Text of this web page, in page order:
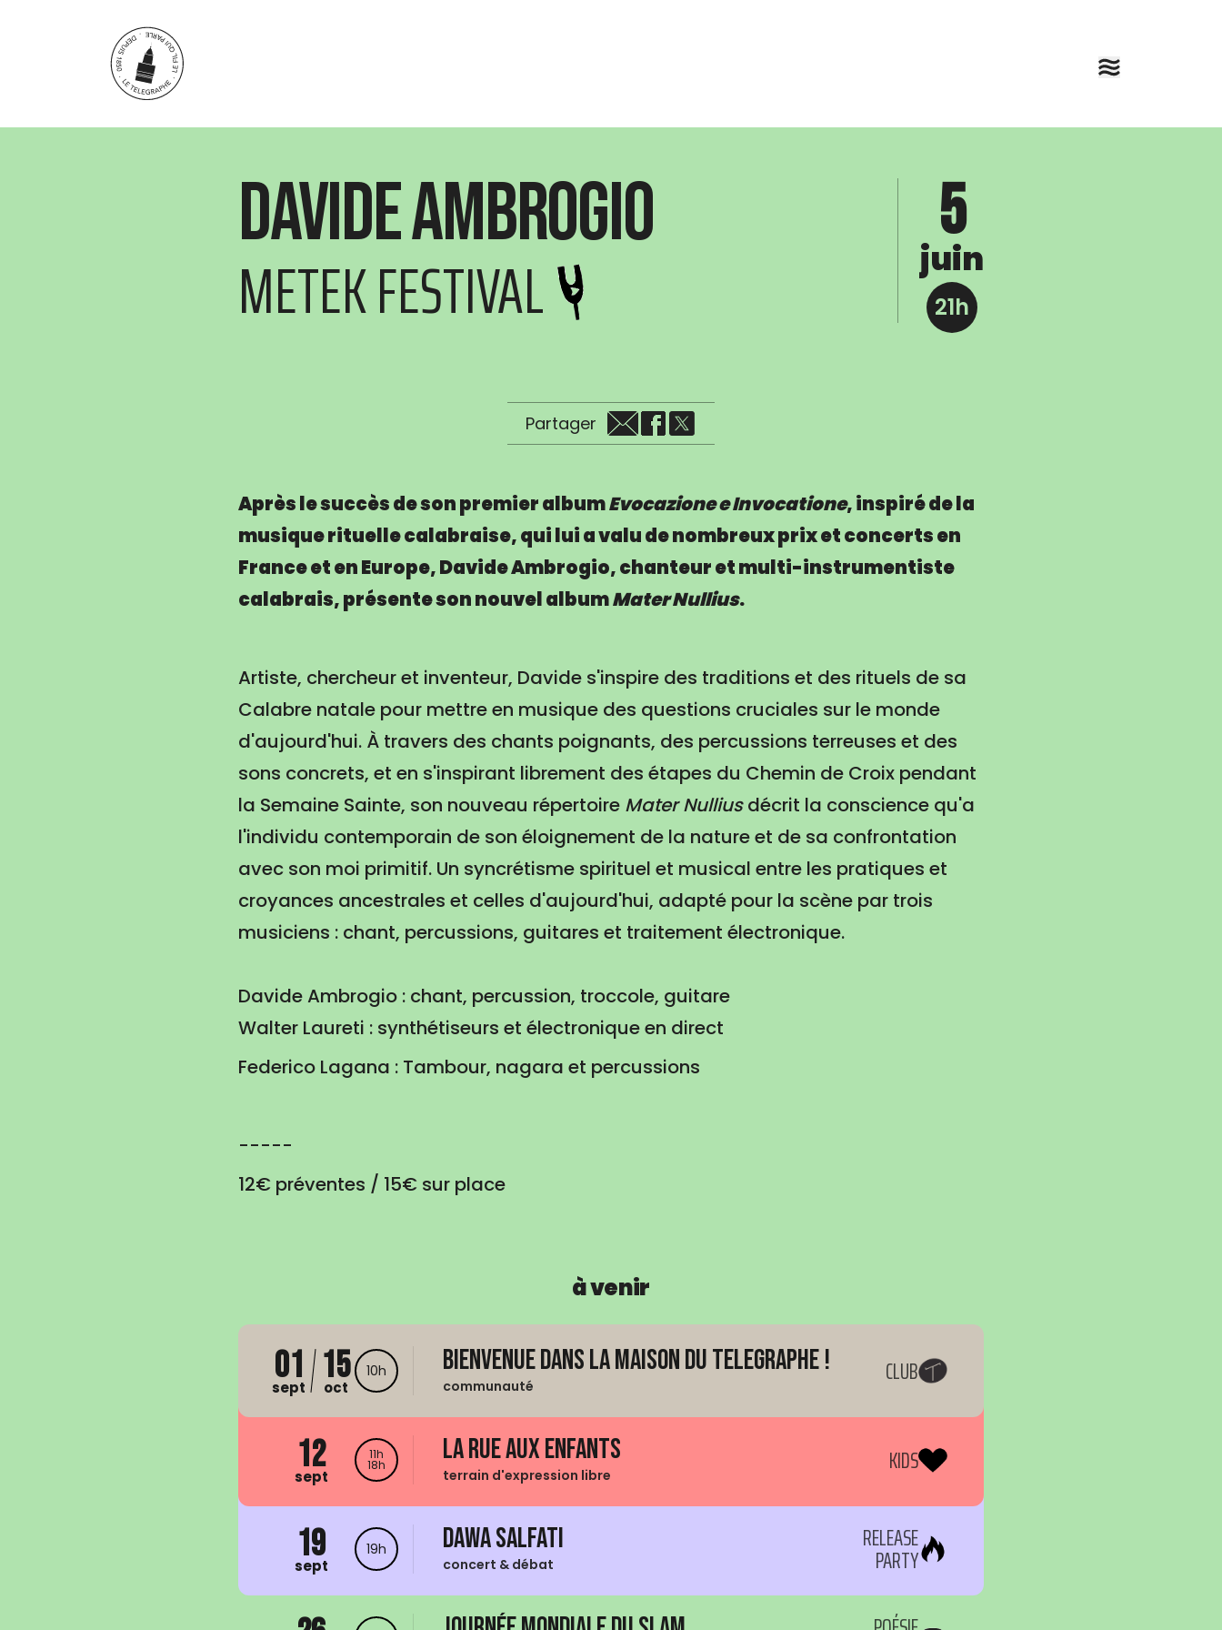
Davide Ambrogio
METEK FESTIVAL
5
juin
21h
Partager
Après le succès de son premier albumEvocazione e Invocatione, inspiré de la
musique rituelle calabraise, qui lui a valu de nombreux prix et concerts en
France et en Europe, Davide Ambrogio, chanteur et multi-instrumentiste
calabrais, présente son nouvel albumMater Nullius.
Artiste, chercheur et inventeur, Davide s'inspire des traditions et des rituels de sa
Calabre natale pour mettre en musique des questions cruciales sur le monde
d'aujourd'hui. À travers des chants poignants, des percussions terreuses et des
sons concrets, et en s'inspirant librement des étapes du Chemin de Croix pendant
la Semaine Sainte, son nouveau répertoire Mater Nulliusdécrit la conscience qu'a
l'individu contemporain de son éloignement de la nature et de sa confrontation
avec son moi primitif. Un syncrétisme spirituel et musical entre les pratiques et
croyances ancestrales et celles d'aujourd'hui, adapté pour la scène par trois
musiciens : chant, percussions, guitares et traitement électronique.
Davide Ambrogio : chant, percussion, troccole, guitare
Walter Laureti : synthétiseurs et électronique en direct
Federico Lagana : Tambour, nagara et percussions
-----
12€ préventes / 15€ sur place
à venir
01
sept 15
oct
10h Bienvenue dans La Maison du Telegraphe !
communauté CLUB
12
sept
11h
18h La Rue aux enfants
terrain d'expression libre KIDS
19
sept
19h Dawa Salfati
concert & débat
RELEASE
PARTY